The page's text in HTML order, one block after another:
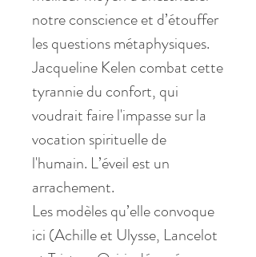
notre conscience et d’étouffer
les questions métaphysiques.
Jacqueline Kelen combat cette
tyrannie du confort, qui
voudrait faire l'impasse sur la
vocation spirituelle de
l'humain. L’éveil est un
arrachement.
Les modèles qu’elle convoque
ici (Achille et Ulysse, Lancelot